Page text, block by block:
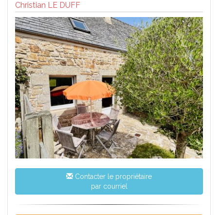
Christian LE DUFF
Contacter le propriétaire
par courriel